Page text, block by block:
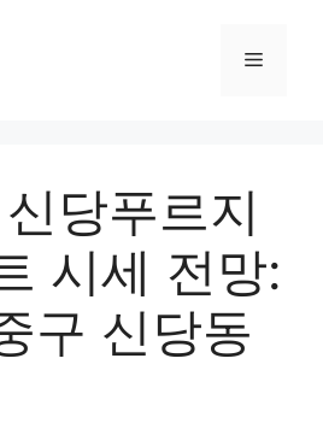
Menu
당푸르지
시세 전망:
구 신당동